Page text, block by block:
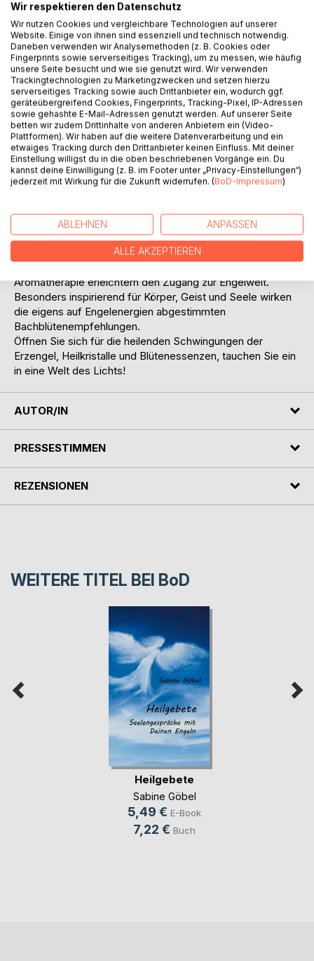
BESCHREIBUNG
Die Engelenergetik vermittelt Ihnen tiefe Einblicke in die
lichtvollen Sphären der Engelwelt und ermöglicht Ihnen die
Aktivierung Ihrer Selbstheilungskräfte.
Es erwarten Sie grundlegende Informationen über die
sowie die Aktivierung Ihrer metaphysischen Fähigkeiten
wie Hellsehen und Hellfühlen.
Wertvolle Tipps rund um die Kunst des Räucherns und der
Aromatherapie erleichtern den Zugang zur Engelwelt.
Besonders inspirierend für Körper, Geist und Seele wirken
die eigens auf Engelenergien abgestimmten
Bachblütenempfehlungen.
Öffnen Sie sich für die heilenden Schwingungen der
Erzengel, Heilkristalle und Blütenessenzen, tauchen Sie ein
in eine Welt des Lichts!
AUTOR/IN
PRESSESTIMMEN
REZENSIONEN
WEITERE TITEL BEI BoD
Heilgebete
Sabine Göbel
5,49 € E-Book
7,22 € Buch
Wir respektieren den Datenschutz
Wir nutzen Cookies und vergleichbare Technologien auf unserer
Website. Einige von ihnen sind essenziell und technisch notwendig.
Daneben verwenden wir Analysemethoden (z. B. Cookies oder
Fingerprints sowie serverseitiges Tracking), um zu messen, wie häufig
unsere Seite besucht und wie sie genutzt wird. Wir verwenden
Trackingtechnologien zu Marketingzwecken und setzen hierzu
serverseitiges Tracking sowie auch Drittanbieter ein, wodurch ggf.
geräteübergreifend Cookies, Fingerprints, Tracking-Pixel, IP-Adressen
sowie gehashte E-Mail-Adressen genutzt werden. Auf unserer Seite
betten wir zudem Drittinhalte von anderen Anbietern ein (Video-
Plattformen). Wir haben auf die weitere Datenverarbeitung und ein
etwaiges Tracking durch den Drittanbieter keinen Einfluss. Mit deiner
Einstellung willigst du in die oben beschriebenen Vorgänge ein. Du
kannst deine Einwilligung (z. B. im Footer unter „Privacy-Einstellungen“)
jederzeit mit Wirkung für die Zukunft widerrufen. (BoD-Impressum)
ABLEHNEN ANPASSEN
ALLE AKZEPTIEREN